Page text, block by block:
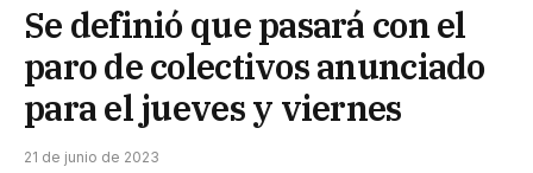
Se definió que pasará con el
paro de colectivos anunciado
para el jueves y viernes
21 de junio de 2023